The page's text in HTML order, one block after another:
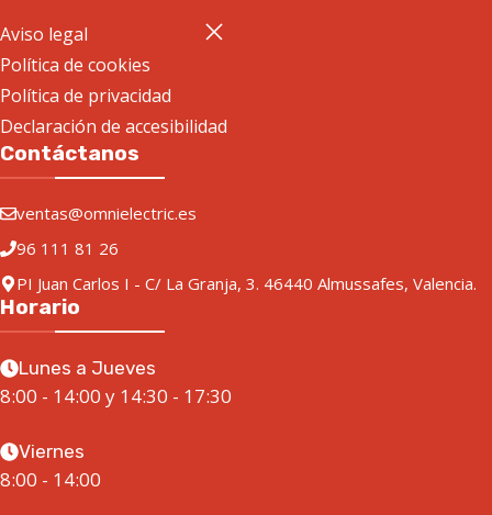
Aviso legal
Política de cookies
Política de privacidad
Declaración de accesibilidad
Contáctanos
ventas@omnielectric.es
96 111 81 26
PI Juan Carlos I - C/ La Granja, 3. 46440 Almussafes, Valencia.
Horario
Lunes a Jueves
8:00 - 14:00 y 14:30 - 17:30
Viernes
8:00 - 14:00